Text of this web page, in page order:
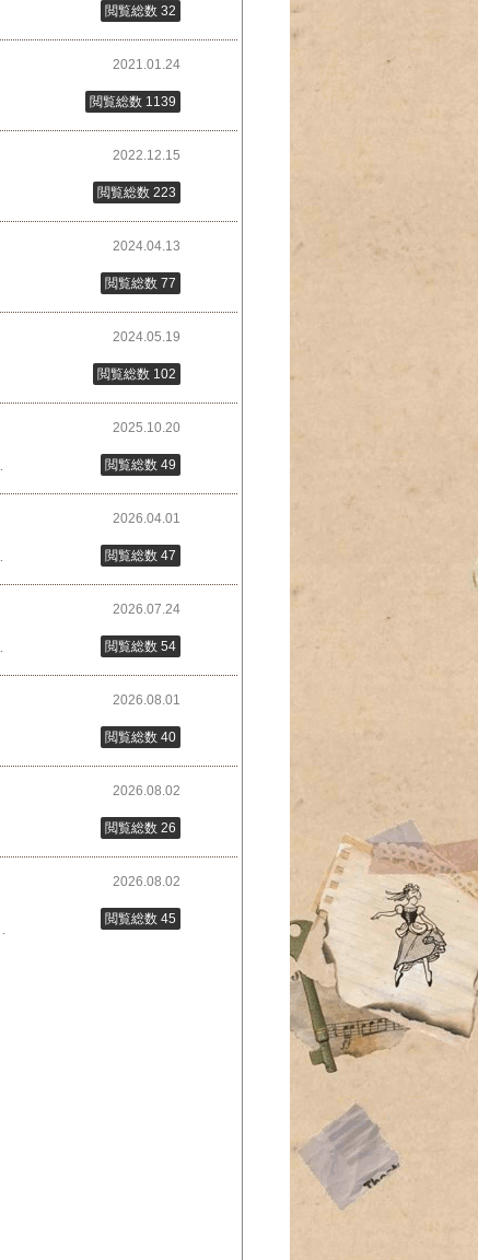
閲覧総数 32
2021.01.24
閲覧総数 1139
2022.12.15
閲覧総数 223
2024.04.13
閲覧総数 77
2024.05.19
閲覧総数 102
2025.10.20
閲覧総数 49
2026.04.01
閲覧総数 47
2026.07.24
閲覧総数 54
2026.08.01
閲覧総数 40
2026.08.02
閲覧総数 26
2026.08.02
閲覧総数 45